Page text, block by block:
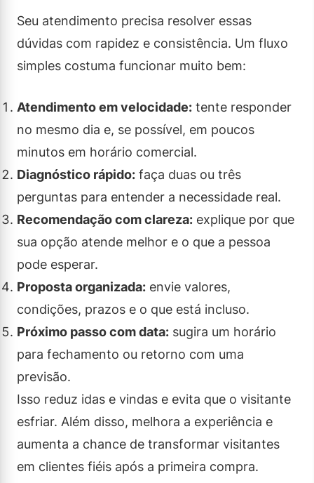
Seu atendimento precisa resolver essas
dúvidas com rapidez e consistência. Um fluxo
simples costuma funcionar muito bem:
Atendimento em velocidade: tente responder
no mesmo dia e, se possível, em poucos
minutos em horário comercial.
Diagnóstico rápido: faça duas ou três
perguntas para entender a necessidade real.
Recomendação com clareza: explique por que
sua opção atende melhor e o que a pessoa
pode esperar.
Proposta organizada: envie valores,
condições, prazos e o que está incluso.
Próximo passo com data: sugira um horário
para fechamento ou retorno com uma
previsão.
Isso reduz idas e vindas e evita que o visitante
esfriar. Além disso, melhora a experiência e
aumenta a chance de transformar visitantes
em clientes fiéis após a primeira compra.